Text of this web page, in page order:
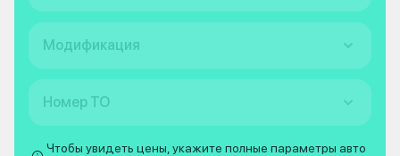
Модификация
Номер ТО
Чтобы увидеть цены, укажите полные параметры авто